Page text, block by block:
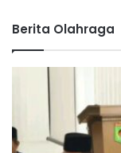
Berita Olahraga